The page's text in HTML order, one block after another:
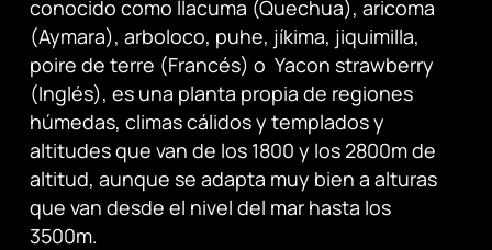
conocido como llacuma (Quechua), aricoma
(Aymara), arboloco, puhe, jíkima, jiquimilla,
poire de terre (Francés) o Yacon strawberry
(Inglés), es una planta propia de regiones
húmedas, climas cálidos y templados y
altitudes que van de los 1800 y los 2800m de
altitud, aunque se adapta muy bien a alturas
que van desde el nivel del mar hasta los
3500m.